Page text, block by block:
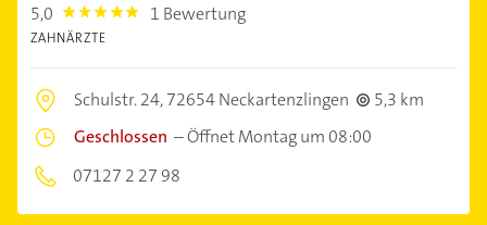
5,0 5.0 1 Bewertung
ZAHNÄRZTE
Schulstr. 24,72654 Neckartenzlingen
5,3 km
Geschlossen –Öffnet Montag um 08:00
07127 2 27 98